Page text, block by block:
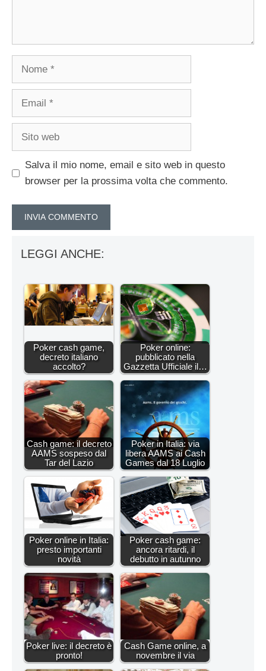
Nome
Email
Sito
Salva il mio nome, email e sito web in questo
browser per la prossima volta che commento.
LEGGI ANCHE:
Poker cash game,
decreto italiano
accolto?
Poker online:
pubblicato nella
Gazzetta Ufficiale il…
Cash game: il decreto
AAMS sospeso dal
Tar del Lazio
Poker in Italia: via
libera AAMS ai Cash
Games dal 18 Luglio
Poker online in Italia:
presto importanti
novità
Poker cash game:
ancora ritardi, il
debutto in autunno
Poker live: il decreto è
pronto!
Cash Game online, a
novembre il via